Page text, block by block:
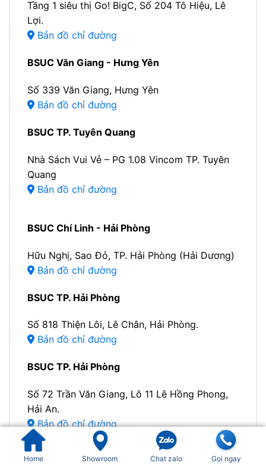
Tầng 1 siêu thị Go! BigC, Số 204 Tô Hiệu, Lê
Lợi.
Bản đồ chỉ đường
BSUC Văn Giang - Hưng Yên
Số 339 Văn Giang, Hưng Yên
Bản đồ chỉ đường
BSUC TP. Tuyên Quang
Nhà Sách Vui Vẻ – PG 1.08 Vincom TP. Tuyên
Quang
Bản đồ chỉ đường
BSUC Chí Linh - Hải Phòng
Hữu Nghị, Sao Đỏ, TP. Hải Phòng (Hải Dương)
Bản đồ chỉ đường
BSUC TP. Hải Phòng
Số 818 Thiện Lôi, Lê Chân, Hải Phòng.
Bản đồ chỉ đường
BSUC TP. Hải Phòng
Số 72 Trần Văn Giang, Lô 11 Lê Hồng Phong,
Hải An.
Bản đồ chỉ đường
BSUC TP. Hải Phòng
Home Showroom Chat zalo Gọi ngay